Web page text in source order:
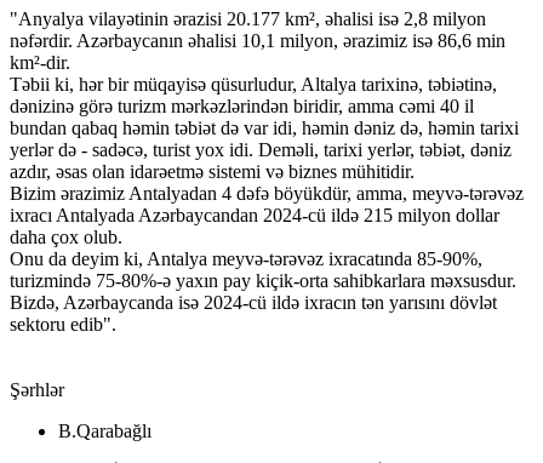
"Anyalya vilayətinin ərazisi 20.177 km², əhalisi isə 2,8 milyon
nəfərdir. Azərbaycanın əhalisi 10,1 milyon, ərazimiz isə 86,6 min
km²-dir.
Təbii ki, hər bir müqayisə qüsurludur, Altalya tarixinə, təbiətinə,
dənizinə görə turizm mərkəzlərindən biridir, amma cəmi 40 il
bundan qabaq həmin təbiət də var idi, həmin dəniz də, həmin tarixi
yerlər də - sadəcə, turist yox idi. Deməli, tarixi yerlər, təbiət, dəniz
azdır, əsas olan idarəetmə sistemi və biznes mühitidir.
Bizim ərazimiz Antalyadan 4 dəfə böyükdür, amma, meyvə-tərəvəz
ixracı Antalyada Azərbaycandan 2024-cü ildə 215 milyon dollar
daha çox olub.
Onu da deyim ki, Antalya meyvə-tərəvəz ixracatında 85-90%,
turizmində 75-80%-ə yaxın pay kiçik-orta sahibkarlara məxsusdur.
Bizdə, Azərbaycanda isə 2024-cü ildə ixracın tən yarısını dövlət
sektoru edib".
Şərhlər
B.Qarabağlı